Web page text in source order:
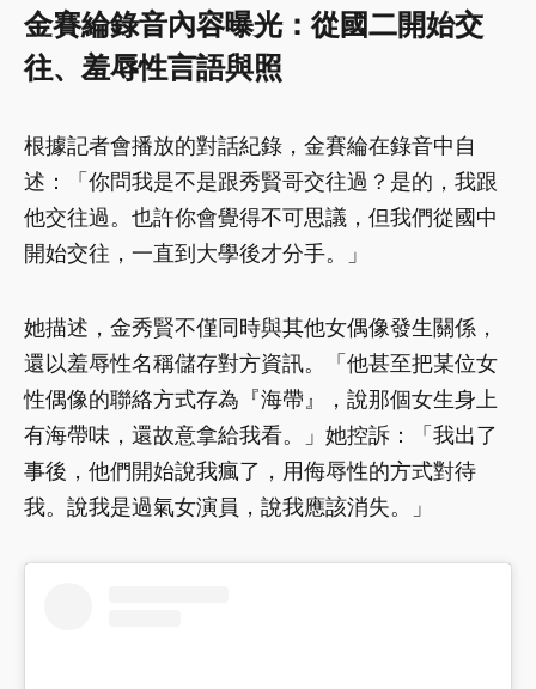
金賽綸錄音內容曝光：從國二開始交
往、羞辱性言語與照
根據記者會播放的對話紀錄，金賽綸在錄音中自
述：「你問我是不是跟秀賢哥交往過？是的，我跟
他交往過。也許你會覺得不可思議，但我們從國中
開始交往，一直到大學後才分手。」
她描述，金秀賢不僅同時與其他女偶像發生關係，
還以羞辱性名稱儲存對方資訊。「他甚至把某位女
性偶像的聯絡方式存為『海帶』，說那個女生身上
有海帶味，還故意拿給我看。」她控訴：「我出了
事後，他們開始說我瘋了，用侮辱性的方式對待
我。說我是過氣女演員，說我應該消失。」